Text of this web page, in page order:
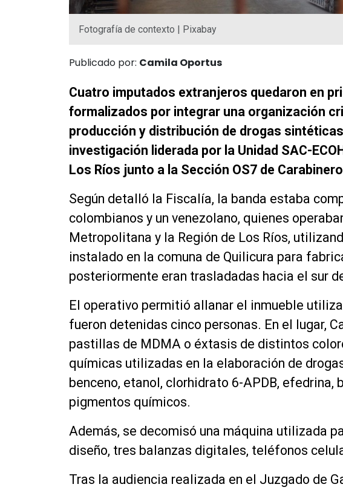
Fotografía de contexto | Pixabay
Publicado por: Camila Oportus
Cuatro imputados extranjeros quedaron en
formalizados por integrar una organización
producción y distribución de drogas
investigación liderada por la Unidad SAC-
Los Ríos junto a la Sección OS7 de
Según detalló la Fiscalía, la banda estaba
colombianos y un venezolano, quienes
Metropolitana y la Región de Los Ríos,
instalado en la comuna de Quilicura para
posteriormente eran trasladadas hacia el sur
El operativo permitió allanar el inmueble
fueron detenidas cinco personas. En el lugar,
pastillas de MDMA o éxtasis de distintos
químicas utilizadas en la elaboración de
benceno, etanol, clorhidrato 6-APDB, efedrina,
pigmentos químicos.
Además, se decomisó una máquina utilizada
diseño, tres balanzas digitales, teléfonos
Tras la audiencia realizada en el Juzgado de